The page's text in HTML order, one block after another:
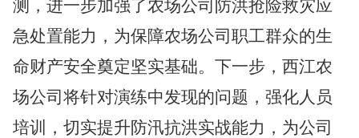
测 ， 进一步加强了农场公司防洪抢险救灾应
急处置能力，为保障农场公司职工群众的生
命财产安全奠定坚实基础。 下一步 ，西江农
场公司将针对演练中发现的问题，强化人员
培训，切实提升防汛抗洪实战能力，为公司